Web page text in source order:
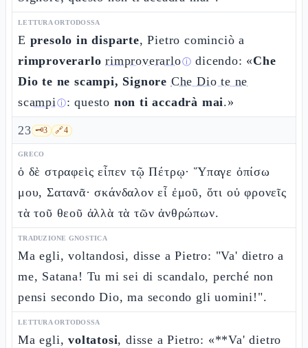
LETTURA ORTODOSSA
E presolo in disparte, Pietro cominciò a
rimproverarlo rimproverarloⓘ dicendo: «Che
Dio te ne scampi, Signore Che Dio te ne
scampiⓘ: questo non ti accadrà mai.»
23 🗝️3 🔗4
GRECO
ὁ δὲ στραφεὶς εἶπεν τῷ Πέτρῳ· Ὕπαγε ὀπίσω
μου, Σατανᾶ· σκάνδαλον εἶ ἐμοῦ, ὅτι οὐ φρονεῖς
τὰ τοῦ θεοῦ ἀλλὰ τὰ τῶν ἀνθρώπων.
TRADUZIONE GNOSTICA
Ma egli, voltandosi, disse a Pietro: "Va' dietro a
me, Satana! Tu mi sei di scandalo, perché non
pensi secondo Dio, ma secondo gli uomini!".
LETTURA ORTODOSSA
Ma egli,voltatosi, disse a Pietro: «**Va' dietro